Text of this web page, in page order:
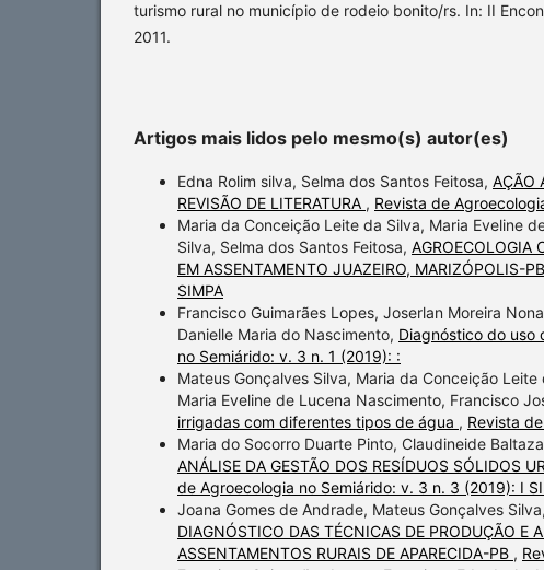
turismo rural no município de rodeio bonito/rs. In: II
2011.
Artigos mais lidos pelo mesmo(s) autor(es)
Edna Rolim silva, Selma dos Santos Feitosa, AÇÃO
REVISÃO DE LITERATURA , Revista de
Maria da Conceição Leite da Silva, Maria Eveline
Silva, Selma dos Santos Feitosa, AGROECOLOGIA
EM ASSENTAMENTO JUAZEIRO, MARIZÓPOLIS-PB
SIMPA
Francisco Guimarães Lopes, Joserlan Moreira
Danielle Maria do Nascimento, Diagnóstico do uso
no Semiárido: v. 3 n. 1 (2019): :
Mateus Gonçalves Silva, Maria da Conceição
Maria Eveline de Lucena Nascimento, Francisco
irrigadas com diferentes tipos de água , Revista
Maria do Socorro Duarte Pinto, Claudineide
ANÁLISE DA GESTÃO DOS RESÍDUOS SÓLIDOS
de Agroecologia no Semiárido: v. 3 n. 3 (2019): I
Joana Gomes de Andrade, Mateus Gonçalves
DIAGNÓSTICO DAS TÉCNICAS DE PRODUÇÃO E
ASSENTAMENTOS RURAIS DE APARECIDA-PB ,